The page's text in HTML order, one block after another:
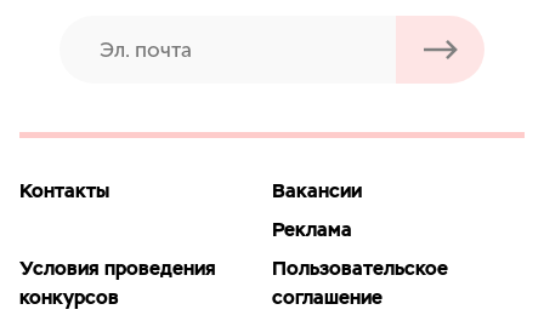
Контакты
Вакансии
Реклама
Условия проведения
конкурсов
Пользовательское
соглашение